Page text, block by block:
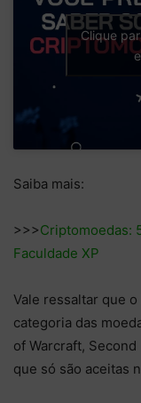
Clique
Saiba mais:
>>>Criptomoedas:
Faculdade XP
Vale ressaltar que
categoria das
of Warcraft,
que só são aceitas